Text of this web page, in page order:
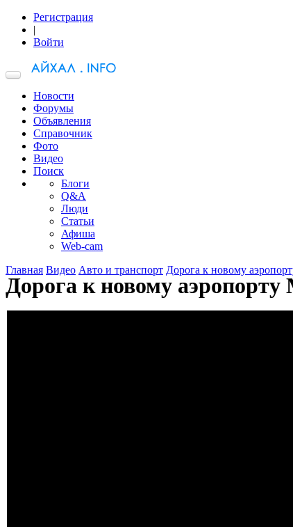
Регистрация
|
Войти
Новости
Форумы
Объявления
Справочник
Фото
Видео
Поиск
Блоги
Q&A
Люди
Статьи
Афиша
Web-cam
Главная Видео Авто и транспорт Дорога к новому
Дорога к новому аэропорту